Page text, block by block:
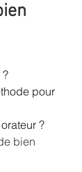
pour
?
bien